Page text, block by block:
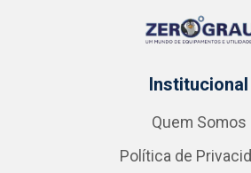
Institucional
Quem Somos
Política de